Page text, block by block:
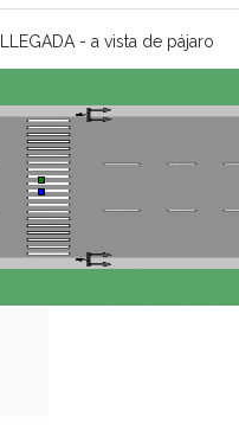
- a vista de pájaro